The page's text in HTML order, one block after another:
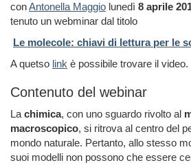
conAntonella Maggio lunedì 8 aprile
tenuto un webminar dal titolo
Le molecole: chiavi di lettura per le
A quetso link è possibile trovare il video.
Contenuto del webinar
Lachimica, con uno sguardo rivolto al
macroscopico, si ritrova al centro del
mondo naturale. Pertanto, allo stesso
suoi modelli non possono che essere